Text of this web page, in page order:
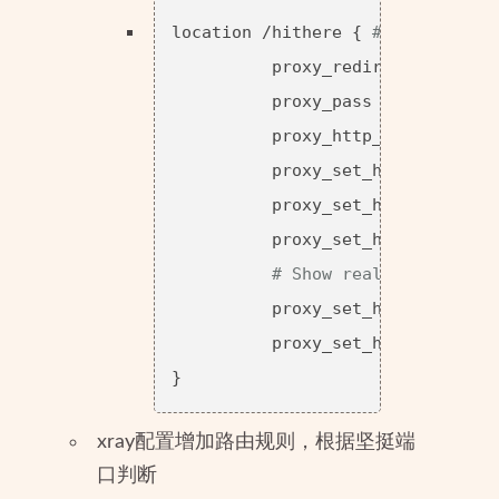
location /hithere { # 与x-ui中的ws
          proxy_redirect off;
proxy_pass http://
proxy_http_version
proxy_set_header
proxy_set_header
          proxy_set_header Host
# Show real IP in
proxy_set_header X-
proxy_set_header X-
xray配置增加路由规则，根据坚挺端
口判断